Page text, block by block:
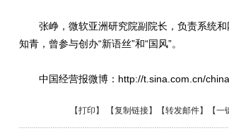
张峥，微软亚洲研究院副院长，负责系统和
知青，曾参与创办“新语丝”和“国风”。
中国经营报微博：http://t.sina.com.cn/
【打印 】 【复制链接】【转发邮件】 【